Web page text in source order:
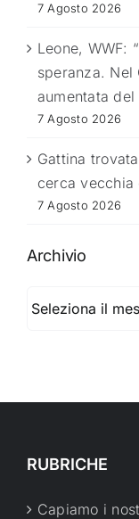
7 Agosto 2026
Leone, WWF:
speranza. Nel
aumentata del
7 Agosto 2026
Gattina
cerca vecchia
7 Agosto 2026
Archivio
RUBRICHE
Capiamo i